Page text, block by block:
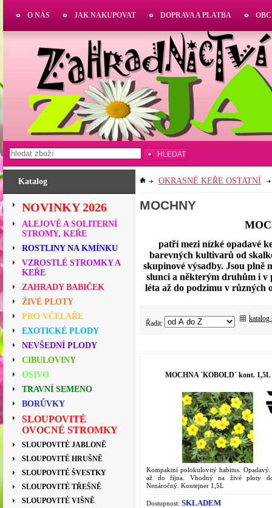
Katalog
NOVINKY 2026
ALEJOVÉ A SOLITERNÍ
STROMY, KEŘE
ROSTLINY NA KMÍNKU
VZROSTLÉ STROMKY A
KEŘE
ZAHRADY BABIČEK
ŽIVÉ PLOTY
PRO VČELAŘE
EXOTICKÉ PLODY
NEVŠEDNÍ PLODY
CIBULOVINY
OSIVO
TRAVNÍ SEMENO
BORŮVKY
SLOUPOVITÉ
OVOCNÉ STROMKY
SLOUPOVITÉ JABLONĚ
SLOUPOVITÉ HRUŠNĚ
SLOUPOVITÉ ŠVESTKY
SLOUPOVITÉ TŘEŠNĚ
SLOUPOVITÉ VIŠNĚ
OKRASNÉ KEŘE OSTATNÍ
MOCHNY
patří mezi nízké opadavé
barevných kultivarů od
skupinové výsadby. Jsou plně
slunci a některým druhům i v
léta až do podzimu v různých
Řadit:
katalog
MOCHNA ´KOBOLD´ kont. 1,5L
Kompaktní polokulovitý habitus. Opadavý.
až do října. Vhodný na živé ploty
Nenáročný. Kontejner 1,5L
Dostupnost: SKLADEM
O NÁS JAK NAKUPOVAT DOPRAVA A PLATBA
HLEDAT